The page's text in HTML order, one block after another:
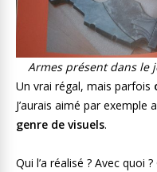
Armes présent dans le
Un vrai régal, mais parfois
J’aurais aimé par exemple
genre de visuels.
Qui l’a réalisé ? Avec quoi